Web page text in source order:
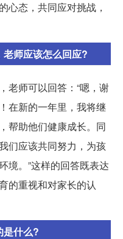
心态，共同应对挑战，
师应该怎么回应?
老师可以回答：“嗯，谢
在新的一年里，我将继
帮助他们健康成长。同
们应该共同努力，为孩
境。”这样的回答既表达
的重视和对家长的认
是什么?